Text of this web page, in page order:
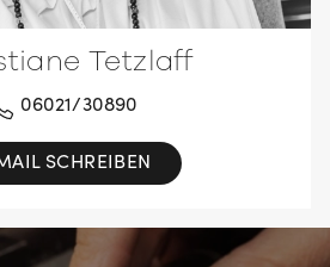
Tetzlaff
06021/30890
SCHREIBEN